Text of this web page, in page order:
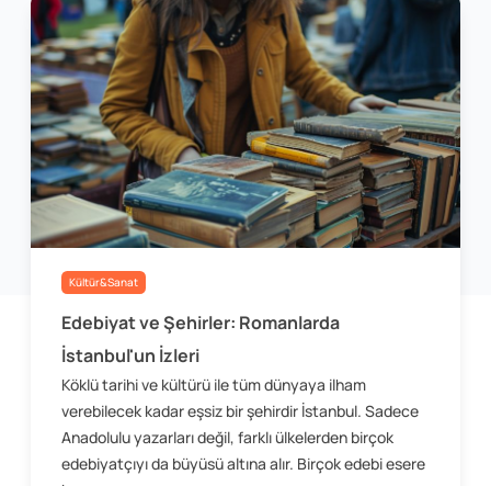
Kültür&Sanat
Edebiyat ve Şehirler: Romanlarda
İstanbul'un İzleri
Köklü tarihi ve kültürü ile tüm dünyaya ilham
verebilecek kadar eşsiz bir şehirdir İstanbul. Sadece
Anadolulu yazarları değil, farklı ülkelerden birçok
edebiyatçıyı da büyüsü altına alır. Birçok edebi esere